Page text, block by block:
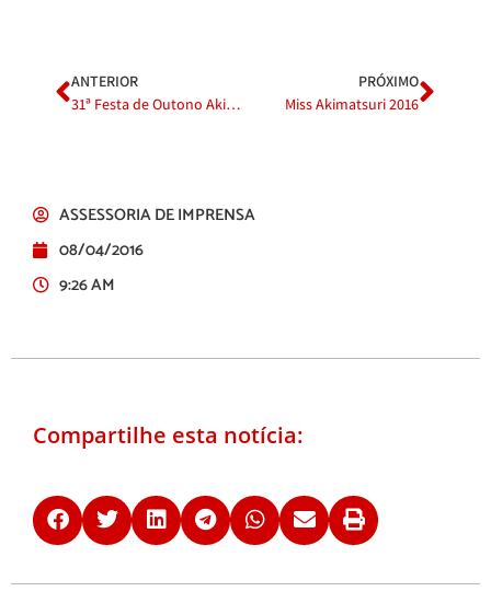
ANTERIOR
31ª Festa de Outono Akimatsuri começa neste sábado, dia 9
PRÓXIMO
Miss Akimatsuri 2016
ASSESSORIA DE IMPRENSA
08/04/2016
9:26 AM
Compartilhe esta notícia: